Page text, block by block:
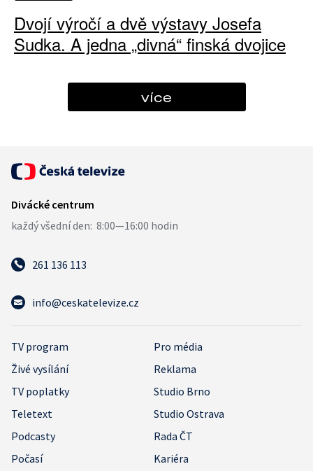
Dvojí výročí a dvě výstavy Josefa
Sudka. A jedna „divná“ finská dvojice
více
261 136 113
info@ceskatelevize.cz
TV program
Pro média
Živé vysílání
Reklama
TV poplatky
Studio Brno
Teletext
Studio Ostrava
Podcasty
Rada ČT
Počasí
Kariéra